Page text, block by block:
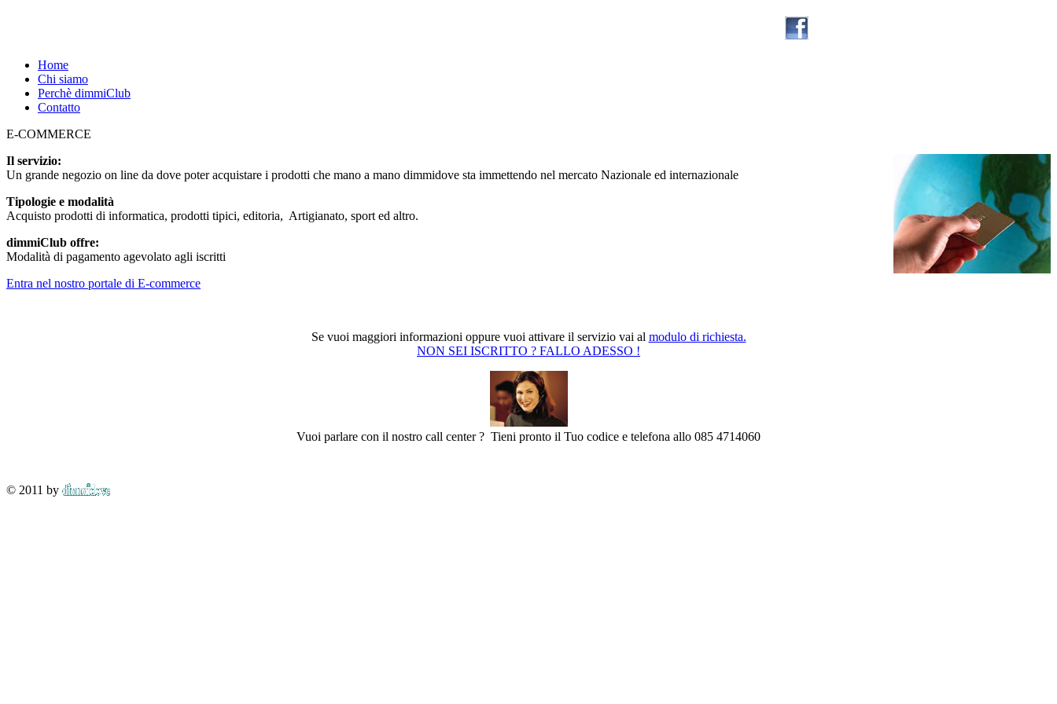
Home
Chi siamo
Perchè dimmiClub
Contatto
E-COMMERCE
Il servizio:
Un grande negozio on line da dove poter acquistare i prodotti che mano a mano dimmidove sta immettendo nel mercato Nazionale ed internazionale
Tipologie e modalità
Acquisto prodotti di informatica, prodotti tipici, editoria, Artigianato, sport ed altro.
dimmiClub offre:
Modalità di pagamento agevolato agli iscritti
Entra nel nostro portale di E-commerce
Se vuoi maggiori informazioni oppure vuoi attivare il servizio vai al modulo di richiesta.
NON SEI ISCRITTO ? FALLO ADESSO !
Vuoi parlare con il nostro call center ? Tieni pronto il Tuo codice e telefona allo 085 4714060
© 2011 by